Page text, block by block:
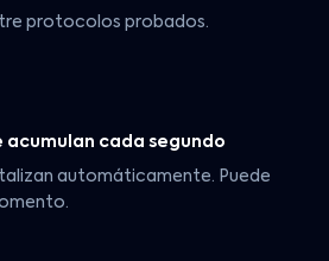
protocolos probados.
acumulan cada segundo
automáticamente. Puede